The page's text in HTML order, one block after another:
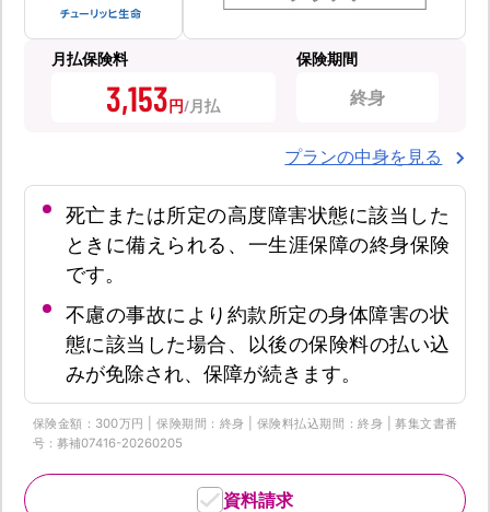
月払保険料
3,153円
保険期間
終身
プランの中身を見る
死亡または所定の高度障害状態に該当した
ときに備えられる、一生涯保障の終身保険
です。
不慮の事故により約款所定の身体障害の状
態に該当した場合、以後の保険料の払い込
みが免除され、保障が続きます。
保険金額：300万円 | 保険期間：終身 | 保険料払込期間：終身 | 募集文書番
号：募補07416-20260205
資料請求